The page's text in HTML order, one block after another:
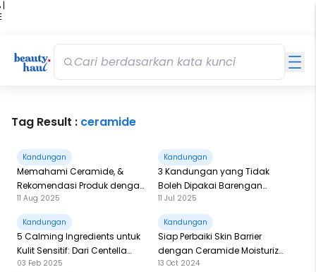
|
Tag Result : ceramide
Kandungan
Memahami Ceramide, &
Rekomendasi Produk dengan
Kandungan Terbaik di
Dalamnya
11 Aug 2025
Kandungan
3 Kandungan yang Tidak
Boleh Dipakai Barengan
sama AHA. Wajib di Hapal!
11 Jul 2025
Kandungan
5 Calming Ingredients untuk
Kulit Sensitif: Dari Centella
Asiatica sampai Squalane,
03 Feb 2025
Kandungan
Siap Perbaiki Skin Barrier
dengan Ceramide Moisturizer
Terbaik
13 Oct 2024